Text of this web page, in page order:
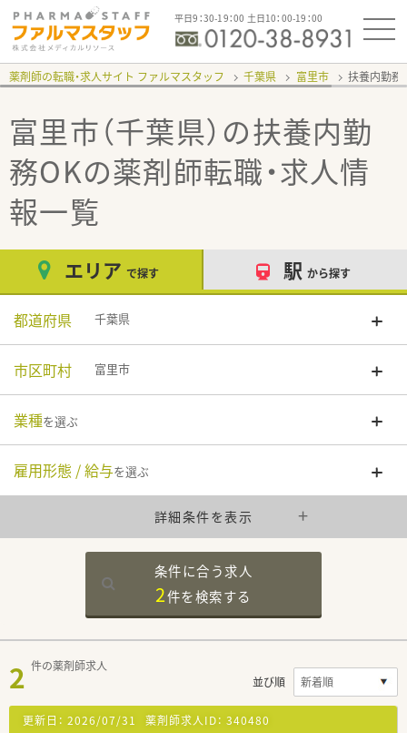
平日9：30-19：00 土日10：00-19：00
薬剤師の転職・求人サイト ファルマスタッフ 千葉県 富里市 扶養内勤
富里市（千葉県）の扶養内勤
務OKの薬剤師転職・求人情
報一覧
エリア で探す 駅 から探す
都道府県 千葉県
市区町村 富里市
業種を選ぶ
雇用形態 / 給与を選ぶ
詳細条件を表示
条件に合う求人
2件を検索する
2 件の薬剤師求人
並び順
更新日： 2026/07/31 薬剤師求人ID： 340480